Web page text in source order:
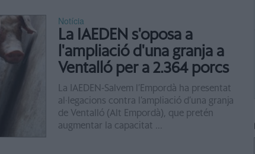
Notícia
La IAEDEN s'oposa a
l'ampliació d'una granja a
Ventalló per a 2.364 porcs
La IAEDEN-Salvem l’Empordà ha presentat
al·legacions contra l’ampliació d’una granja
de Ventalló (Alt Empordà), que pretén
augmentar la capacitat ...